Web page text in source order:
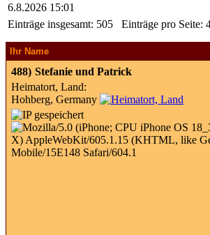
6.8.2026 15:01
Einträge insgesamt: 505 Einträge pro Seite:
Ihr Name
488) Stefanie und Patrick
Heimatort, Land:
Hohberg, Germany